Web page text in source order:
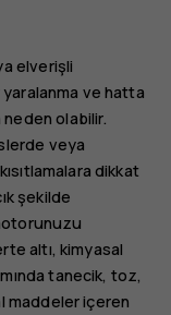
elverişli
yaralanma ve hatta
olabilir.
veya
dikkat
şekilde
altı, kimyasal
tanecik, toz,
maddeler içeren